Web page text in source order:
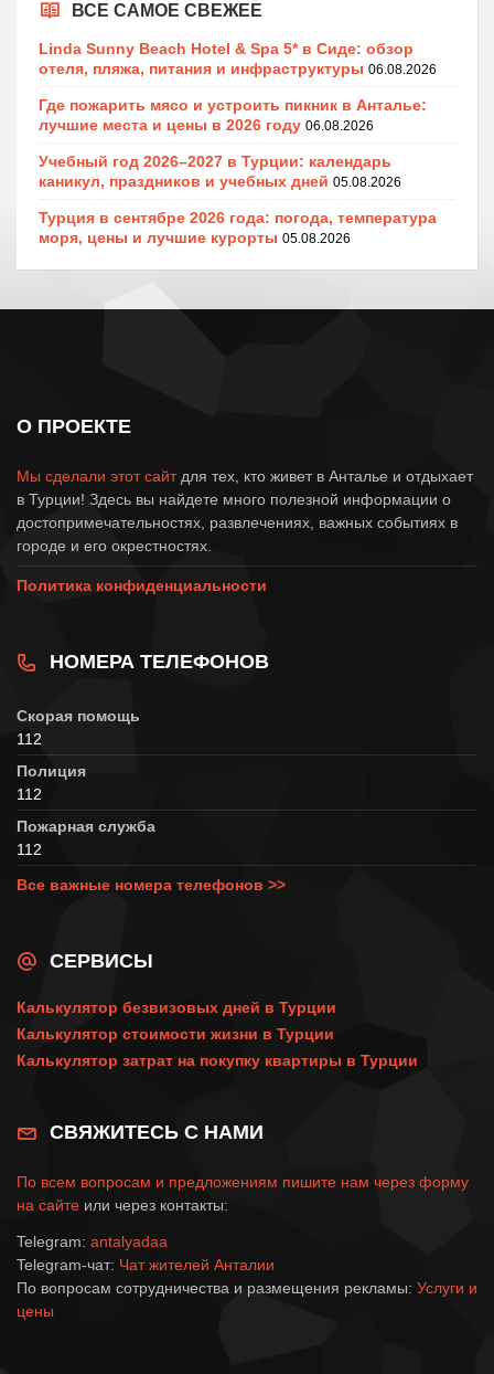
ВСЕ САМОЕ СВЕЖЕЕ
Linda Sunny Beach Hotel & Spa 5* в Сиде: обзор
отеля, пляжа, питания и инфраструктуры 06.08.2026
Где пожарить мясо и устроить пикник в Анталье:
лучшие места и цены в 2026 году 06.08.2026
Учебный год 2026–2027 в Турции: календарь
каникул, праздников и учебных дней 05.08.2026
Турция в сентябре 2026 года: погода, температура
моря, цены и лучшие курорты 05.08.2026
О ПРОЕКТЕ
Мы сделали этот сайтдля тех, кто живет в Анталье и отдыхает
в Турции! Здесь вы найдете много полезной информации о
достопримечательностях, развлечениях, важных событиях в
городе и его окрестностях.
Политика конфиденциальности
НОМЕРА ТЕЛЕФОНОВ
Скорая помощь
112
Полиция
112
Пожарная служба
112
Все важные номера телефонов >>
СЕРВИСЫ
Калькулятор безвизовых дней в Турции
Калькулятор стоимости жизни в Турции
Калькулятор затрат на покупку квартиры в Турции
СВЯЖИТЕСЬ С НАМИ
По всем вопросам и предложениям пишите нам через форму
на сайте или через контакты:
Telegram: antalyadaa
Telegram-чат: Чат жителей Анталии
По вопросам сотрудничества и размещения рекламы: Услуги и
цены